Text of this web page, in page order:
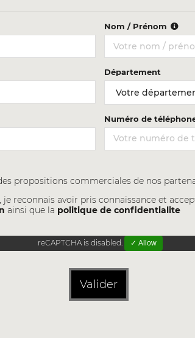
Nom / Prénom
Département
Numéro de
propositions commerciales de nos
je reconnais avoir pris connaissance et
ainsi que la politique de confidentialite
reCAPTCHA is disabled. ✓ Allow
Valider